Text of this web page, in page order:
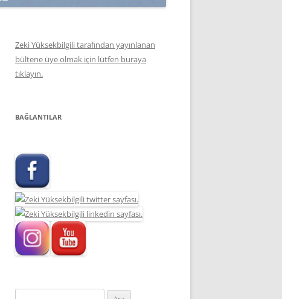
Zeki Yüksekbilgili tarafından yayınlanan
bültene üye olmak için lütfen buraya
tıklayın.
BAĞLANTILAR